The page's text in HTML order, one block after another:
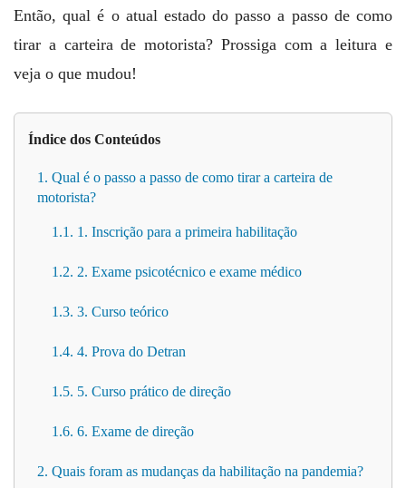
Então, qual é o atual estado do passo a passo de como
tirar a carteira de motorista? Prossiga com a leitura e
veja o que mudou!
Índice dos Conteúdos
1. Qual é o passo a passo de como tirar a carteira de
motorista?
1.1. 1. Inscrição para a primeira habilitação
1.2. 2. Exame psicotécnico e exame médico
1.3. 3. Curso teórico
1.4. 4. Prova do Detran
1.5. 5. Curso prático de direção
1.6. 6. Exame de direção
2. Quais foram as mudanças da habilitação na pandemia?